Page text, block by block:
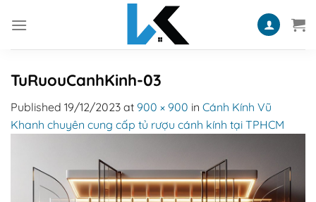
TuRuouCanhKinh-03
Published 19/12/2023 at 900 × 900 in Cánh Kính Vũ
Khanh chuyên cung cấp tủ rượu cánh kính tại TPHCM